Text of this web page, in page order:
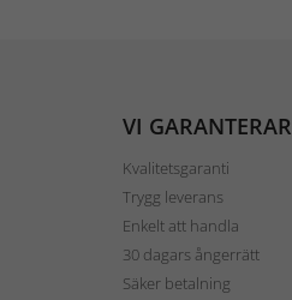
VI GARANTERAR
Kvalitetsgaranti
Trygg leverans
Enkelt att handla
30 dagars ångerrätt
Säker betalning